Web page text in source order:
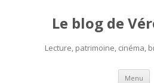
Le blog de
Lecture, patrimoine, cinéma,
Menu